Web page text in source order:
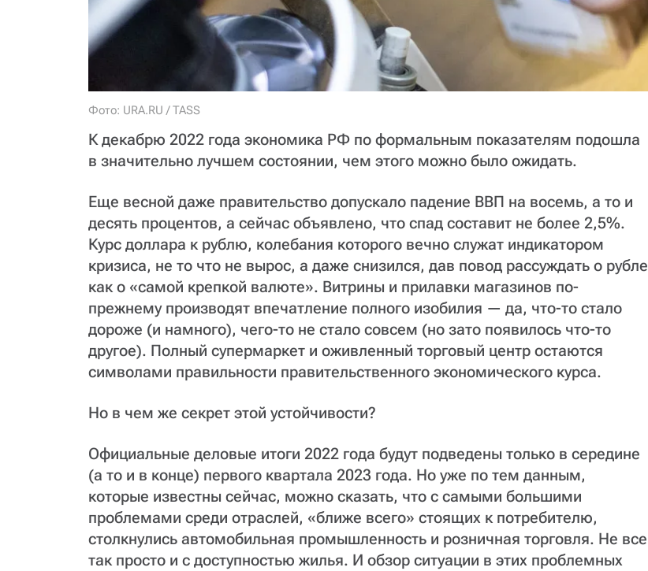
Фото: URA.RU / TASS
К декабрю 2022 года экономика РФ по формальным показателям подошла
в значительно лучшем состоянии, чем этого можно было ожидать.
Еще весной даже правительство допускало падение ВВП на восемь, а то и
десять процентов, а сейчас объявлено, что спад составит не более 2,5%.
Курс доллара к рублю, колебания которого вечно служат индикатором
кризиса, не то что не вырос, а даже снизился, дав повод рассуждать о рубле
как о «самой крепкой валюте». Витрины и прилавки магазинов по-
прежнему производят впечатление полного изобилия — да, что-то стало
дороже (и намного), чего-то не стало совсем (но зато появилось что-то
другое). Полный супермаркет и оживленный торговый центр остаются
символами правильности правительственного экономического курса.
Но в чем же секрет этой устойчивости?
Официальные деловые итоги 2022 года будут подведены только в середине
(а то и в конце) первого квартала 2023 года. Но уже по тем данным,
которые известны сейчас, можно сказать, что с самыми большими
проблемами среди отраслей, «ближе всего» стоящих к потребителю,
столкнулись автомобильная промышленность и розничная торговля. Не все
так просто и с доступностью жилья. И обзор ситуации в этих проблемных